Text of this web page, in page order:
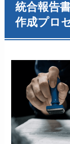
統合報告
作成プロ